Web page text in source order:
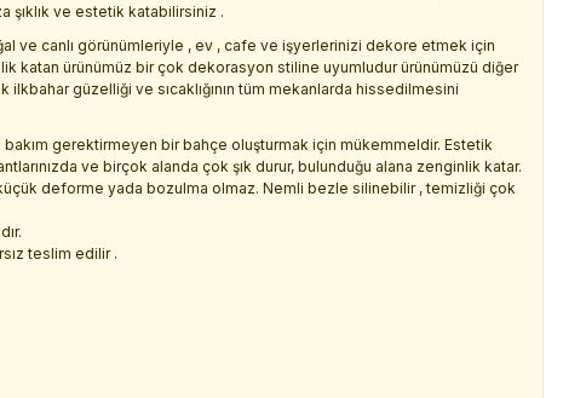
şıklık ve estetik katabilirsiniz .
ve canlı görünümleriyle , ev , cafe ve işyerlerinizi dekore etmek için
katan ürünümüz bir çok dekorasyon stiline uyumludur ürünümüzü diğer
güzelliği ve sıcaklığının tüm mekanlarda hissedilmesini
gerektirmeyen bir bahçe oluşturmak için mükemmeldir. Estetik
ve birçok alanda çok şık durur, bulunduğu alana zenginlik katar.
deforme yada bozulma olmaz. Nemli bezle silinebilir , temizliği çok
teslim edilir .